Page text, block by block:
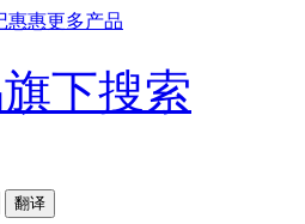
惠惠更多产品
下搜索